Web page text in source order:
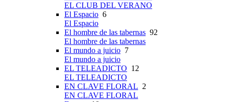
EL CLUB DEL VERANO
El Espacio 6
El Espacio
El hombre de las tabernas 92
El hombre de las tabernas
El mundo a juicio 7
El mundo a juicio
EL TELEADICTO 12
EL TELEADICTO
EN CLAVE FLORAL 2
EN CLAVE FLORAL